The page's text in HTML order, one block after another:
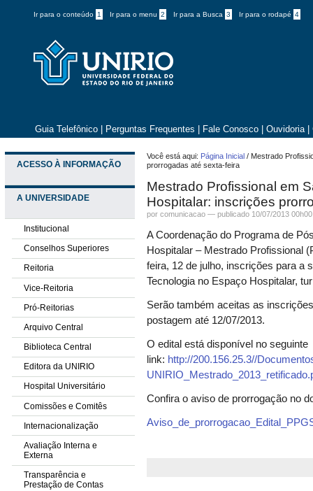
Ir para o conteúdo 1 Ir para o menu 2 Ir para a Busca 3 Ir para o rodapé 4
Guia Telefônico Perguntas Frequentes Fale Conosco Ouvidoria
ACESSO À INFORMAÇÃO
A UNIVERSIDADE
Institucional
Conselhos Superiores
Reitoria
Vice-Reitoria
Pró-Reitorias
Arquivo Central
Biblioteca Central
Editora da UNIRIO
Hospital Universitário
Comissões e Comitês
Internacionalização
Avaliação Interna e
Externa
Transparência e
Prestação de Contas
Você está aqui: Página Inicial / Mestrado
prorrogadas até sexta-feira
Mestrado Profissional em
Hospitalar: inscrições
por comunicacao —publicado 10/07/2013
A Coordenação do Programa de
Hospitalar – Mestrado Profissional
feira, 12 de julho, inscrições para a
Tecnologia no Espaço Hospitalar,
Serão também aceitas as
postagem até 12/07/2013.
O edital está disponível no seguinte
link: http://200.156.25.3//
Confira o aviso de prorrogação no